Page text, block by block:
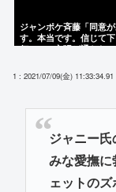
ジャンポケ斉藤「同意
す。本当です。信じて
何でこの主張が通らな
1 : 2021/07/09(金) 11:33:34.91
ジャニー
みな愛撫
ェットの